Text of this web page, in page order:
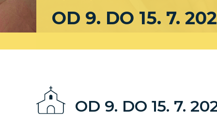
OD 9. DO 15. 7.
OD 9. DO 15. 7.